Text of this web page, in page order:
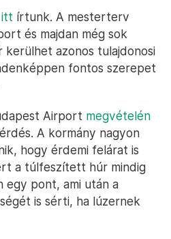
itt írtunk. A mesterterv
és majdan még sok
azonos tulajdonosi
fontos szerepet
Airport megvételén
A kormány nagyon
hogy érdemi felárat is
a túlfeszített húr mindig
egy pont, ami után a
is sérti, ha lúzernek